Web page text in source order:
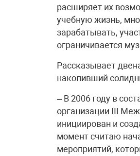
расширяет их
учебную жизнь,
зарабатывать,
ограничивается
Рассказывает
накопивший
– В 2006 году в
организации III
инициирован и
момент считаю
мероприятий,